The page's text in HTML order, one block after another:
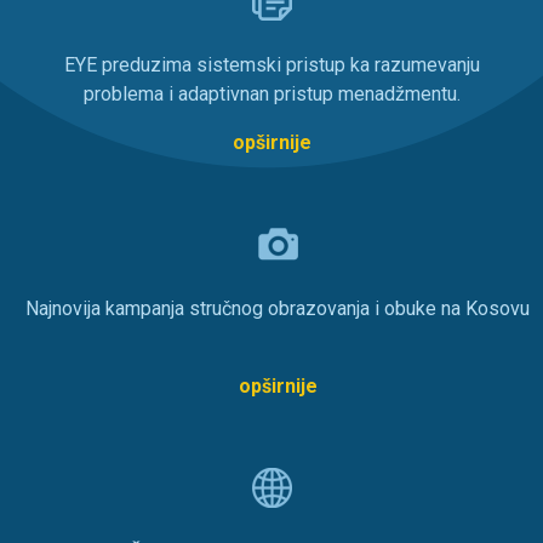
EYE preduzima sistemski pristup ka razumevanju
problema i adaptivnan pristup menadžmentu.
opširnije
Najnovija kampanja stručnog obrazovanja i obuke na Kosovu
opširnije